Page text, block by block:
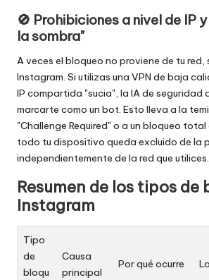
🚫 Prohibiciones a nivel de IP
la sombra"
A veces el bloqueo no proviene de tu red,
Instagram. Si utilizas una VPN de baja
IP compartida "sucia", la IA de seguridad
marcarte como un bot. Esto lleva a la
"Challenge Required" o a un bloqueo total
todo tu dispositivo queda excluido de la
independientemente de la red que utilices.
Resumen de los tipos de
Instagram
Tipo
de
bloqu
Causa
principal
Por qué ocurre